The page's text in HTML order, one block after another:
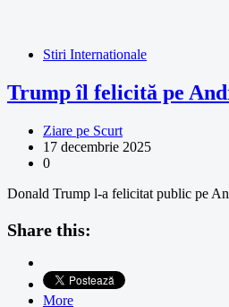
Stiri Internationale
Trump îl felicită pe
Ziare pe Scurt
17 decembrie 2025
0
Donald Trump l-a felicitat public pe
Share this:
More